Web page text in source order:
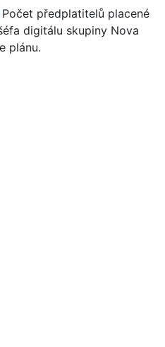
Počet předplatitelů placené
digitálu skupiny Nova
plánu.